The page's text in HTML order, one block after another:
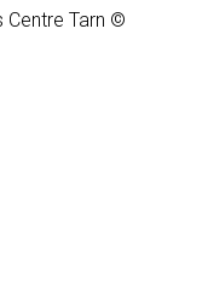
Centre Tarn ©